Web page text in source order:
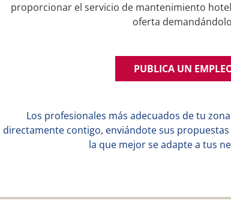
proporcionar el servicio de mantenimiento
oferta
PUBLICA UN
Los profesionales más adecuados de tu
directamente contigo, enviándote sus
la que mejor se adapte a tus